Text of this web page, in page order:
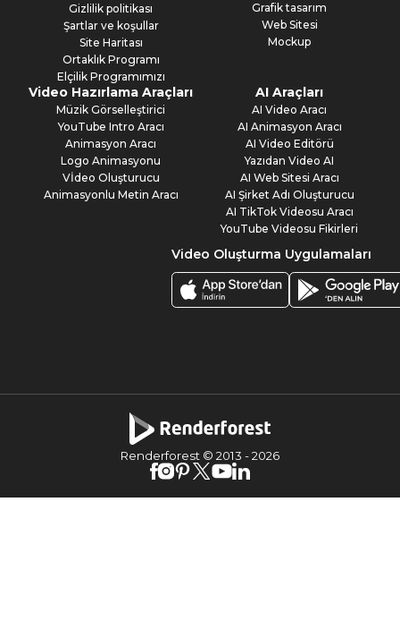
Gizlilik politikası
Şartlar ve koşullar
Site Haritası
Ortaklık Programı
Elçilik Programımızı
Grafik tasarım
Web Sitesi
Mockup
Video Hazırlama Araçları
Müzik Görselleştirici
YouTube Intro Aracı
Animasyon Aracı
Logo Animasyonu
Vİdeo Oluşturucu
Animasyonlu Metin Aracı
AI Araçları
AI Video Aracı
AI Animasyon Aracı
AI Video Editörü
Yazıdan Video AI
AI Web Sitesi Aracı
AI Şirket Adı Oluşturucu
AI TikTok Videosu Aracı
YouTube Videosu Fikirleri
Video Oluşturma Uygulamaları
Renderforest © 2013 -2026